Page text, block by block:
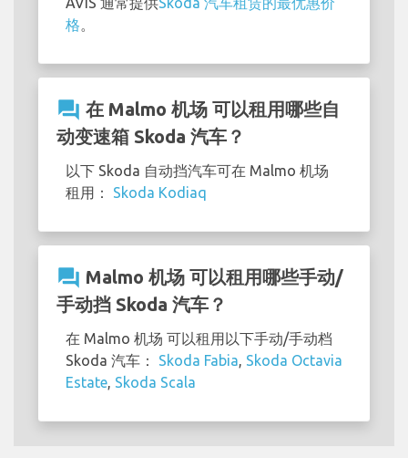
格
question_answer 在 Malmo 机场 可以租用哪些自
动变速箱 Skoda 汽车？
以下 Skoda 自动挡汽车可在 Malmo 机场
租用： Skoda Kodiaq
question_answer Malmo 机场 可以租用哪些手动/
手动挡 Skoda 汽车？
在 Malmo 机场 可以租用以下手动/手动档
Skoda 汽车： Skoda Fabia Skoda Octavia
Estate Skoda Scala